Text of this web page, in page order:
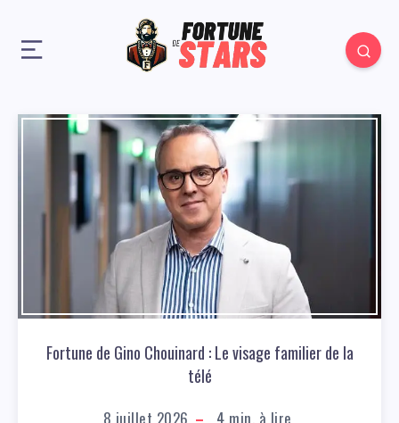
Fortune de Gino Chouinard : Le visage familier de la
télé
8 juillet 2026 4 min. à lire